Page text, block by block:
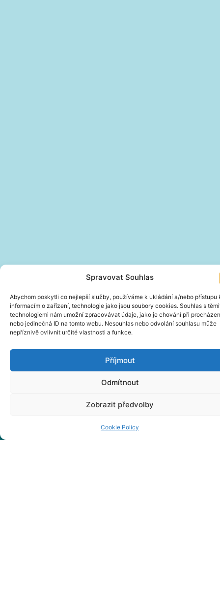
Spravovat Souhlas
Abychom poskytli co nejlepší služby, používáme k ukládání a/nebo přístupu
informacím o zařízení, technologie jako jsou soubory cookies. Souhlas s
technologiemi nám umožní zpracovávat údaje, jako je chování při
nebo jedinečná ID na tomto webu. Nesouhlas nebo odvolání souhlasu může
nepříznivě ovlivnit určité vlastnosti a funkce.
Příjmout
Odmítnout
Zobrazit předvolby
Cookie Policy